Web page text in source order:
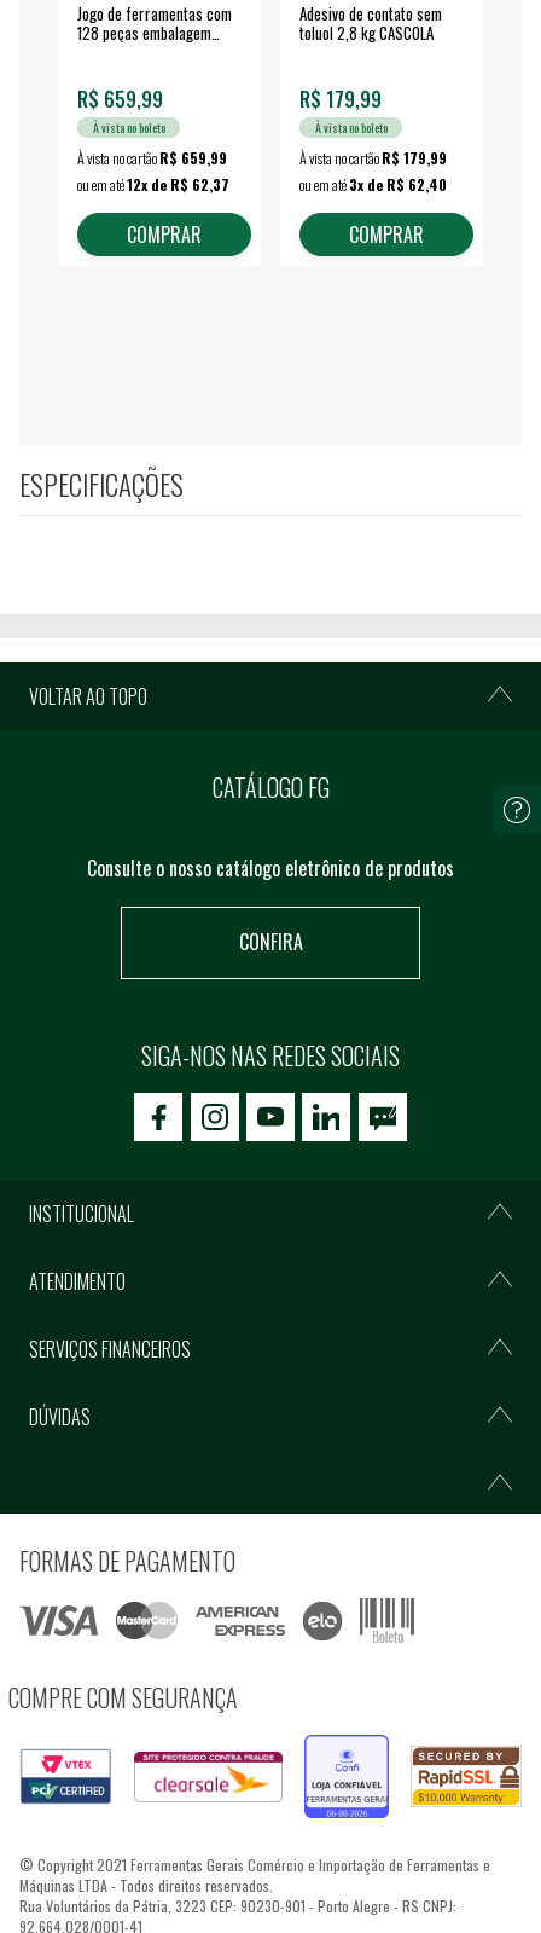
Jogo de ferramentas com
128 peças embalagem
R$ 659,99
À vista no boleto
À vista no cartãoR$ 659,99
ou em até12x de R$ 62,37
COMPRAR
Adesivo de contato sem
toluol 2,8 kg CASCOLA
R$ 179,99
À vista no boleto
À vista no cartãoR$ 179,99
ou em até3x de R$ 62,40
COMPRAR
ESPECIFICAÇÕES
VOLTAR AO TOPO
CATÁLOGO FG
Consulte o nosso catálogo eletrônico de produtos
CONFIRA
SIGA-NOS NAS REDES SOCIAIS
icon-facebookicon-social02icon-social03
INSTITUCIONAL
ATENDIMENTO
SERVIÇOS FINANCEIROS
DÚVIDAS
FORMAS DE PAGAMENTO
COMPRE COM SEGURANÇA
© Copyright 2021 Ferramentas Gerais Comércio e Importação de Ferramentas e
Máquinas LTDA - Todos direitos reservados.
Rua Voluntários da Pátria, 3223 CEP: 90230-901 - Porto Alegre - RS CNPJ:
92.664.028/0001-41